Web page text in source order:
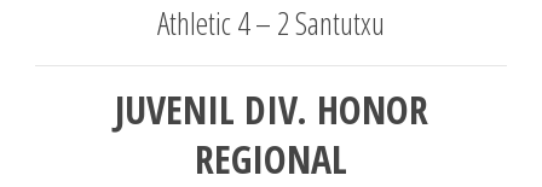
Athletic 4 – 2 Santutxu
JUVENIL DIV. HONOR
REGIONAL